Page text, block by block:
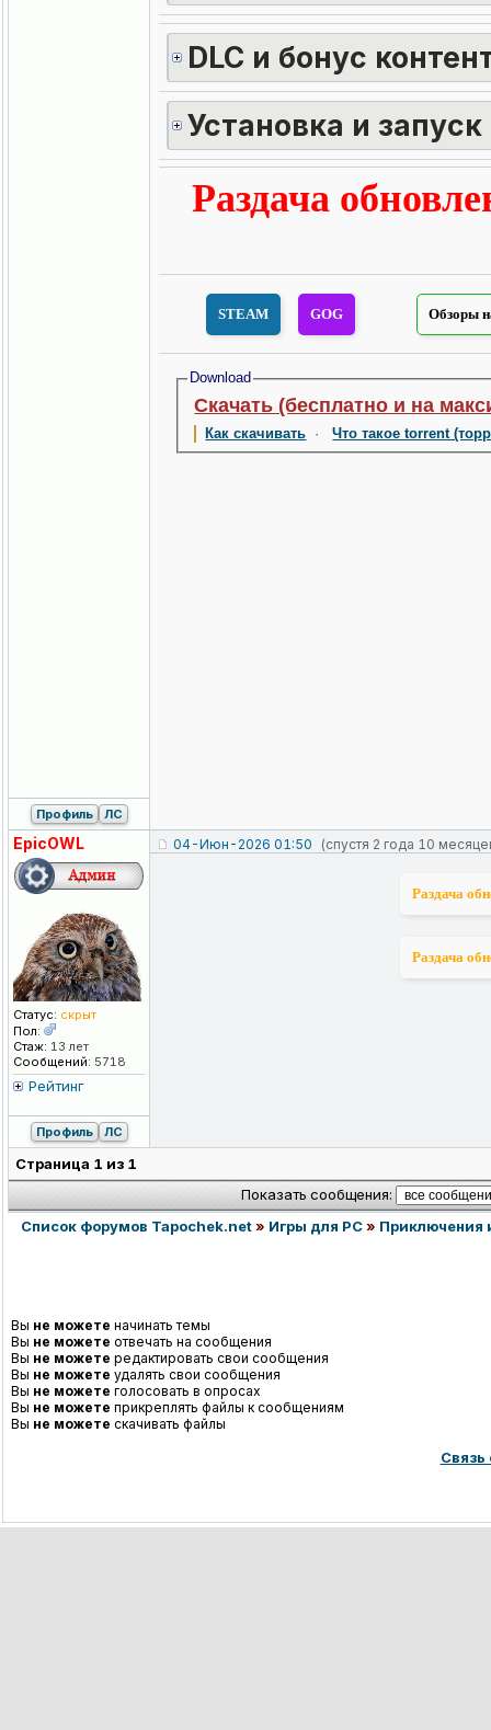
DLC и бонус
Установка и запуск
Раздача
STEAM GOG Обзоры
Download
Скачать (бесплатно и на
Как скачивать ·Что такое torrent
Профиль ЛС
EpicOWL
Статус: скрыт
Пол:
Стаж: 13 лет
Сообщений: 5718
Рейтинг
04-Июн-2026 01:50 (спустя 2 года 10
Раздача
Раздача
Профиль ЛС
Страница 1 из 1
Показать сообщения:
Список форумов Tapochek.net» Игры для PC» Приключения
Вы не можете начинать темы
Вы не можете отвечать на сообщения
Вы не можете редактировать свои сообщения
Вы не можете удалять свои сообщения
Вы не можете голосовать в опросах
Вы не можете прикреплять файлы к сообщениям
Вы не можете скачивать файлы